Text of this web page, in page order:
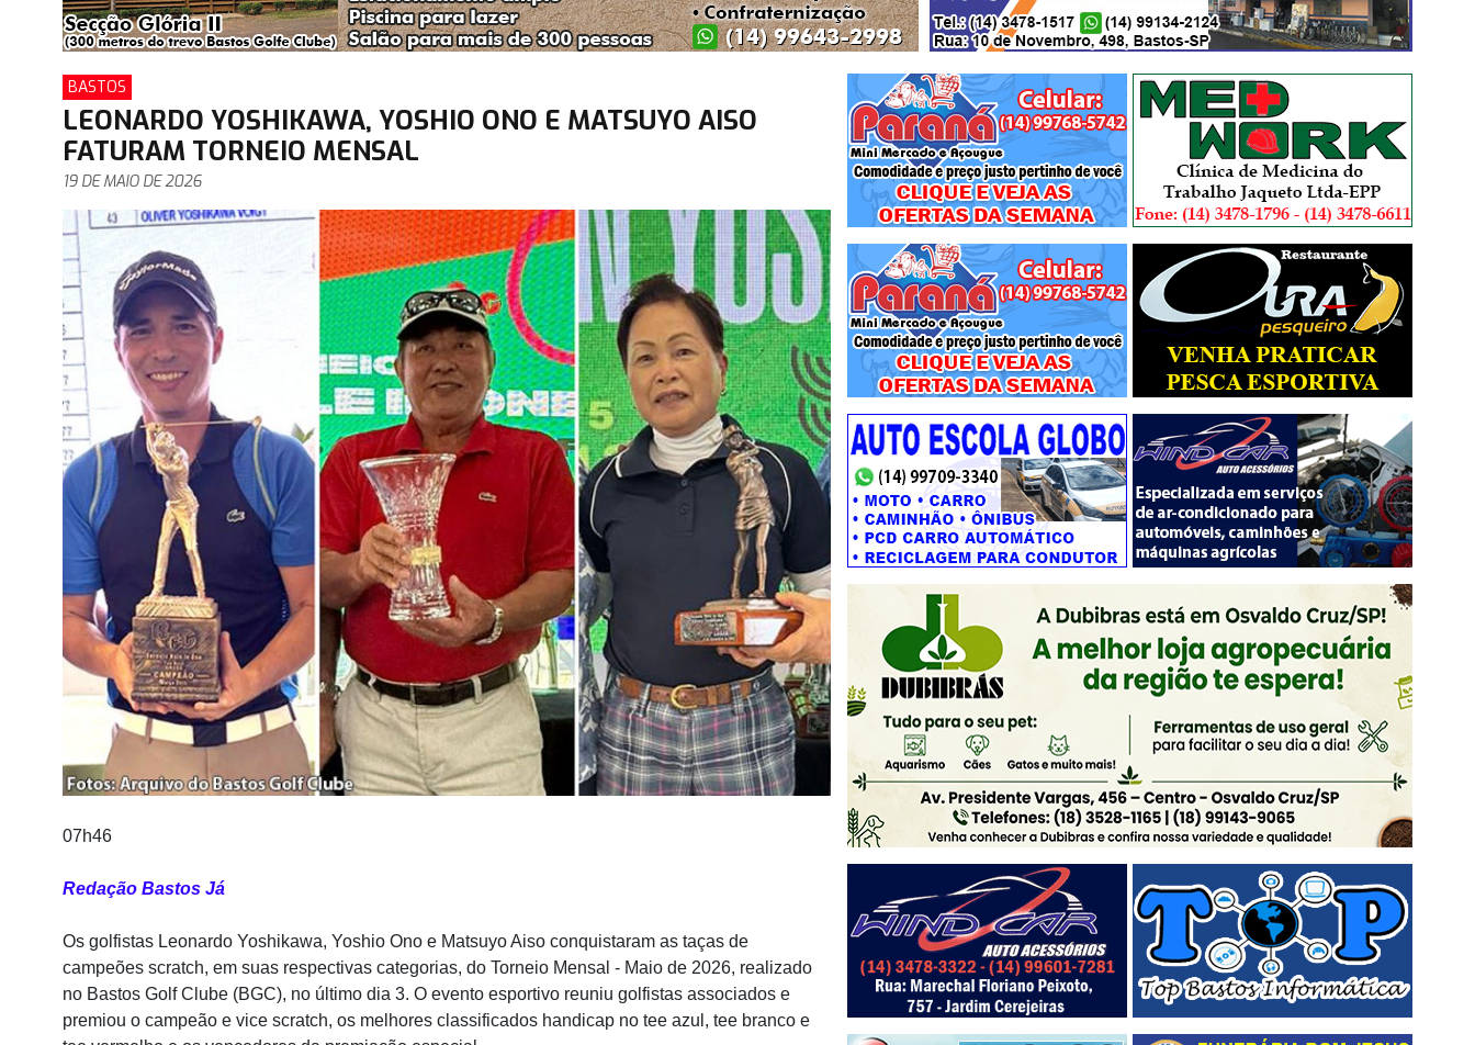
BASTOS
LEONARDO YOSHIKAWA, YOSHIO ONO E MATSUYO AISO
FATURAM TORNEIO MENSAL
19 DE MAIO DE 2026
07h46
Redação Bastos Já
Os golfistas Leonardo Yoshikawa, Yoshio Ono e Matsuyo Aiso conquistaram as taças de
campeões scratch, em suas respectivas categorias, do Torneio Mensal - Maio de 2026, realizado
no Bastos Golf Clube (BGC), no último dia 3. O evento esportivo reuniu golfistas associados e
premiou o campeão e vice scratch, os melhores classificados handicap no tee azul, tee branco e